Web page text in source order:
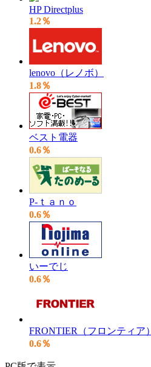
HP Directplus
1.2％
lenovo（レノボ）
1.8％
ベスト電器
0.6％
P-ｔａｎｏ
0.6％
いーでじ
0.6％
FRONTIER（フロンティア）
0.6％